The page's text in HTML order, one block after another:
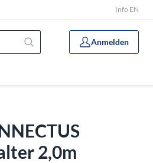
Info EN
Anmelden
2,0m